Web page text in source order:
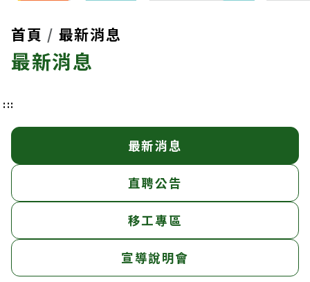
首頁 最新消息
最新消息
:::
最新消息
直聘公告
移工專區
宣導說明會